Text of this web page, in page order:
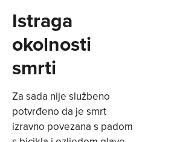
Istraga
okolnosti
smrti
Za sada nije službeno
potvrđeno da je smrt
izravno povezana s padom